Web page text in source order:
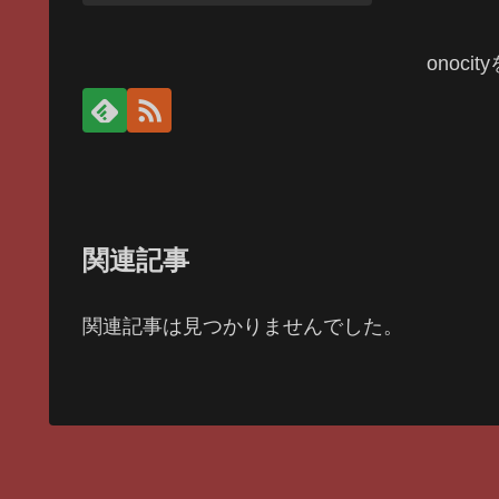
onocity
関連記事
関連記事は見つかりませんでした。